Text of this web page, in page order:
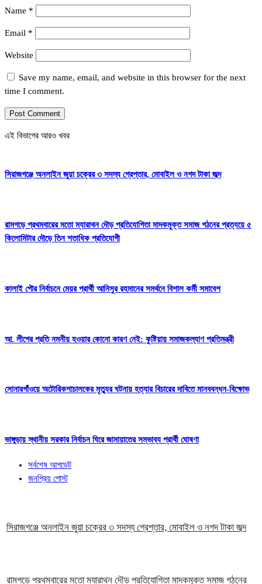
Name *
Email *
Website
Save my name, email, and website in this browser for the next
time I comment.
এই বিভাগের আরও খবর
সিরাজগঞ্জে অনলাইন জুয়া চক্রের ৩ সদস্য গ্রেপ্তার, মোবাইল ও নগদ টাকা জব্দ
রামগড়ে প্রথমবারের মতো ম্যারাথন দৌড় প্রতিযোগিতা মাদকমুক্ত সমাজ গঠনের প্রত্যয়ে ৫
কিলোমিটার দৌড়ে তিন শতাধিক প্রতিযোগী
কালাই পৌর নির্বাচনে মেয়র প্রার্থী আনিসুর রহমানের সমর্থনে বিশাল কর্মী সমাবেশ
আ. লীগের প্রতি নমনীয় হওয়ার কোনো কারণ নেই: কুষ্টিয়ায় সমাজকল্যাণ প্রতিমন্ত্রী
সোনারগাঁওয়ে অটোরিকশাচালকের মৃত্যুর ঘটনায় হত্যার বিচারের দাবিতে মানববন্ধন-বিক্ষোভ
ভাঙ্গুড়ায় স্থানীয় সরকার নির্বাচন ঘিরে জামায়াতের সম্ভাব্য প্রার্থী ঘোষণা
সর্বশেষ আপডেট
জনপ্রিয় পোস্ট
সিরাজগঞ্জে অনলাইন জুয়া চক্রের ৩ সদস্য গ্রেপ্তার, মোবাইল ও নগদ টাকা জব্দ
রামগড়ে প্রথমবারের মতো ম্যারাথন দৌড় প্রতিযোগিতা মাদকমুক্ত সমাজ গঠনের